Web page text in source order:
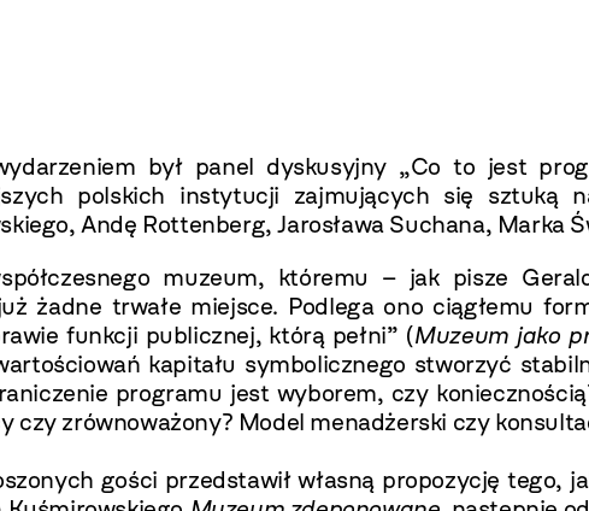
był panel dyskusyjny „Co to jest
polskich instytucji zajmujących się sztuką
Andę Rottenberg, Jarosława Suchana, Marka
muzeum, któremu – jak pisze
żadne trwałe miejsce. Podlega ono ciągłemu
funkcji publicznej, którą pełni” (Muzeum jako
kapitału symbolicznego stworzyć
programu jest wyborem, czy
czy zrównoważony? Model menadżerski czy
gości przedstawił własną propozycję tego,